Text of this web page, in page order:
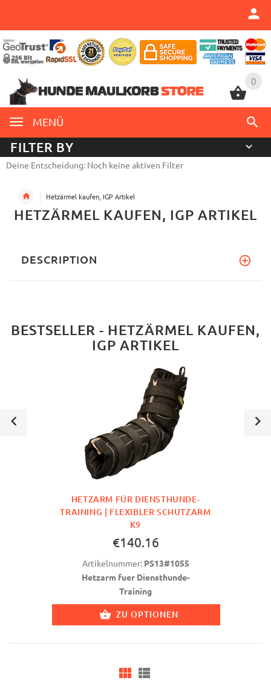
0
MENÜ
0
FILTER BY
Deine Entscheidung: Noch keine aktiven Filter
Hetzärmel kaufen, IGP Artikel
HETZÄRMEL KAUFEN, IGP ARTIKEL
DESCRIPTION
BESTSELLER - HETZÄRMEL KAUFEN,
IGP ARTIKEL
HETZARM FÜR DIENSTHUNDE-
TRAINING | FLEXIBLER SCHUTZARM
K9
€140.16
Artikelnummer: PS13#1055
Hetzarm fuer Diensthunde-
Training
ZU OPTIONEN